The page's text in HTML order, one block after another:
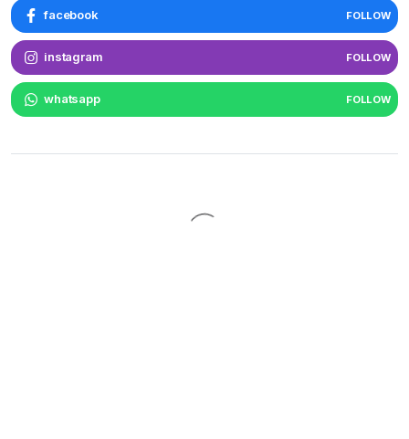
facebook FOLLOW
instagram FOLLOW
whatsapp FOLLOW